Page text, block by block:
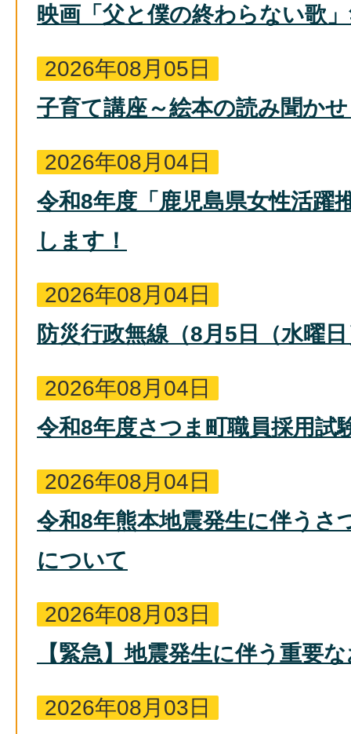
映画「父と僕の終わらない歌
2026年08月05日
子育て講座～絵本の読み聞か
2026年08月04日
令和8年度「鹿児島県女性活躍
します！
2026年08月04日
防災行政無線（8月5日（水曜
2026年08月04日
令和8年度さつま町職員採用試
2026年08月04日
令和8年熊本地震発生に伴うさ
について
2026年08月03日
【緊急】地震発生に伴う重要
2026年08月03日